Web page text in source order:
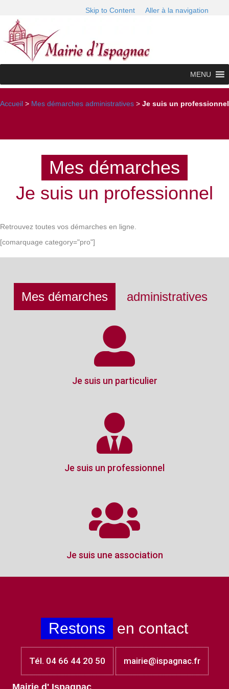
Skip to Content Aller à la navigation
MENU
Accueil > Mes démarches administratives > Je suis un professionnel
Mes démarches
Je suis un professionnel
Retrouvez toutes vos démarches en ligne.
[comarquage category="pro"]
Mes démarches administratives
Je suis un particulier
Je suis un professionnel
Je suis une association
Restons en contact
Tél. 04 66 44 20 50 mairie@ispagnac.fr
Mairie d' Ispagnac